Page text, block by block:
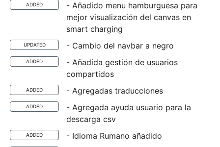
ADDED
- Añadido menu hamburguesa para
mejor visualización del canvas en
smart charging
UPDATED - Cambio del navbar a negro
ADDED
- Añadida gestión de usuarios
compartidos
ADDED - Agregadas traducciones
ADDED
- Agregada ayuda usuario para la
descarga csv
ADDED - Idioma Rumano añadido